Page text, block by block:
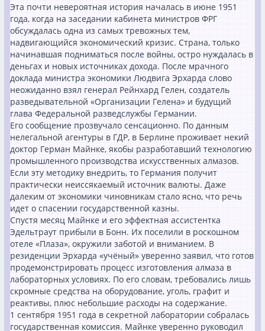
Эта почти невероятная история началась в июне 1951
года, когда на заседании кабинета министров ФРГ
обсуждалась одна из самых тревожных тем,
надвигающийся экономический кризис. Страна, только
начинавшая подниматься после войны, остро нуждалась в
деньгах и новых источниках дохода. После мрачного
доклада министра экономики Людвига Эрхарда слово
неожиданно взял генерал Рейнхард Гелен, создатель
разведывательной «Организации Гелена» и будущий
глава Федеральной разведслужбы Германии.
Его сообщение прозвучало сенсационно. По данным
нелегальной агентуры в ГДР, в Берлине проживает некий
доктор Герман Майнке, якобы разработавший технологию
промышленного производства искусственных алмазов.
Если эту методику внедрить, то Германия получит
практически неиссякаемый источник валюты. Даже
далеким от экономики чиновникам стало ясно, что речь
идет о спасении государственной казны.
Спустя месяц Майнке и его эффектная ассистентка
Эдельтраут прибыли в Бонн. Их поселили в роскошном
отеле «Плаза», окружили заботой и вниманием. В
резиденции Эрхарда «учёный» уверенно заявил, что готов
продемонстрировать процесс изготовления алмаза в
лабораторных условиях. По его словам, требовались лишь
скромные средства на оборудование, уголь, графит и
реактивы, плюс небольшие расходы на содержание.
1 сентября 1951 года в секретной лаборатории собралась
государственная комиссия. Майнке уверенно руководил